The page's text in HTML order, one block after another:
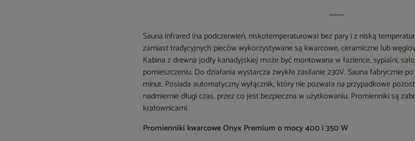
Sauna infrared (na podczerwień, niskotemperaturowa) bez pary i z niską
zamiast tradycyjnych pieców wykorzystywane są kwarcowe, ceramiczne lub
Kabina z drewna jodły kanadyjskiej może być montowana w łazience, sypialni,
pomieszczeniu. Do działania wystarcza zwykłe zasilanie 230V. Sauna fabrycznie
minut. Posiada automatyczny wyłącznik, który nie pozwala na przypadkowe
nadmiernie długi czas, przez co jest bezpieczna w użytkowaniu. Promienniki są
kratownicami.
Promienniki kwarcowe Onyx Premium o mocy 400 i 350 W